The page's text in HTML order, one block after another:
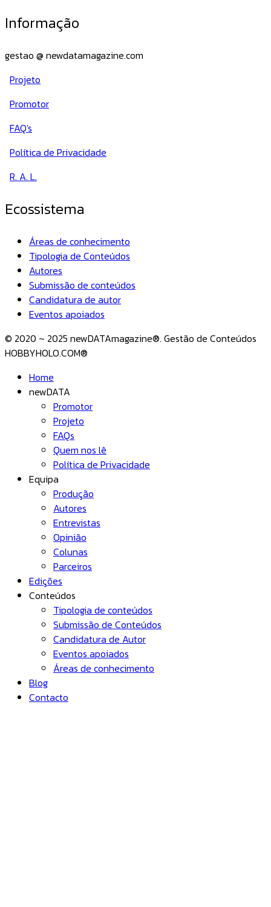
Informação
gestao @ newdatamagazine.com
Projeto
Promotor
FAQ's
Política de Privacidade
R. A. L.
Ecossistema
Áreas de conhecimento
Tipologia de Conteúdos
Autores
Submissão de conteúdos
Candidatura de autor
Eventos apoiados
© 2020 ~ 2025 newDATAmagazine®. Gestão de Conteúdos
HOBBYHOLO.COM®
Home
newDATA
Promotor
Projeto
FAQs
Quem nos lê
Política de Privacidade
Equipa
Produção
Autores
Entrevistas
Opinião
Colunas
Parceiros
Edições
Conteúdos
Tipologia de conteúdos
Submissão de Conteúdos
Candidatura de Autor
Eventos apoiados
Áreas de conhecimento
Blog
Contacto